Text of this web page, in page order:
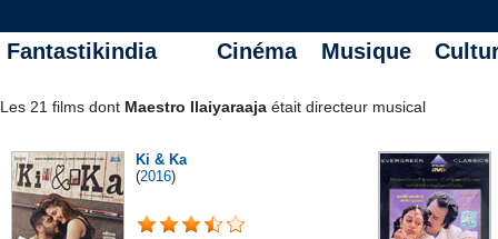
Fantastikindia Cinéma Musique
Les 21 films dont Maestro Ilaiyaraaja était directeur musical
Ki & Ka
(2016)